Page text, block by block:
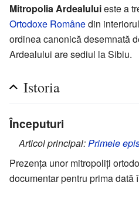
Mitropolia Ardealuluieste a
Ortodoxe Românedin
ordinea canonică desemnată
Ardealului are sediul la Sibiu.
Istoria
Începuturi
Articol principal:Primele
Prezența unor mitropoliți
documentar pentru prima dată